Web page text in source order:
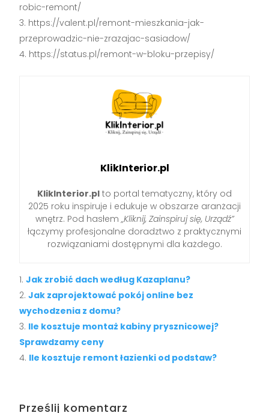
robic-remont/
https://valent.pl/remont-mieszkania-jak-
przeprowadzic-nie-zrazajac-sasiadow/
https://status.pl/remont-w-bloku-przepisy/
KlikInterior.pl
KlikInterior.pl to portal tematyczny, który od
2025 roku inspiruje i edukuje w obszarze aranżacji
wnętrz. Pod hasłem „Kliknij, Zainspiruj się, Urządź”
łączymy profesjonalne doradztwo z praktycznymi
rozwiązaniami dostępnymi dla każdego.
Jak zrobić dach według Kazaplanu?
Jak zaprojektować pokój online bez
wychodzenia z domu?
Ile kosztuje montaż kabiny prysznicowej?
Sprawdzamy ceny
Ile kosztuje remont łazienki od podstaw?
Prześlij komentarz